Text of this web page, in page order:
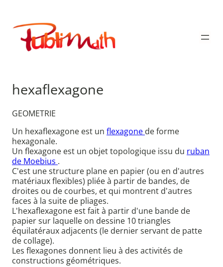
contenu
Publimath
hexaflexagone
GEOMETRIE
Un hexaflexagone est un flexagone de forme
hexagonale.
Un flexagone est un objet topologique issu du ruban
de Moebius .
C'est une structure plane en papier (ou en d'autres
matériaux flexibles) pliée à partir de bandes, de
droites ou de courbes, et qui montrent d'autres
faces à la suite de pliages.
L'hexaflexagone est fait à partir d'une bande de
papier sur laquelle on dessine 10 triangles
équilatéraux adjacents (le dernier servant de patte
de collage).
Les flexagones donnent lieu à des activités de
constructions géométriques.